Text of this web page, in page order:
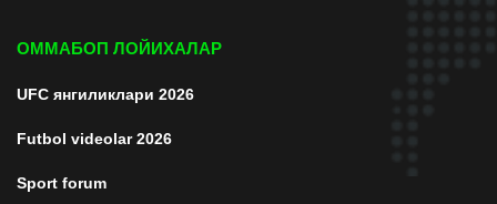
ОММАБОП ЛОЙИХАЛАР
UFC янгиликлари 2026
Futbol videolar 2026
Sport forum